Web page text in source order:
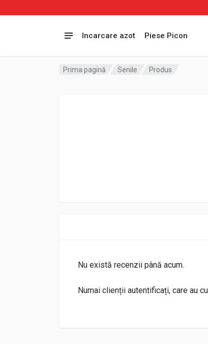
Incarcare azot Piese Picon
Prima pagină Senile Produs
Nu există recenzii până acum.
Numai clienții autentificați, care au